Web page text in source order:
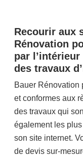
Recourir aux
Rénovation
par
des travaux
Bauer Rénovation
et conformes aux
des travaux qui
également les
son site internet.
de devis sur-